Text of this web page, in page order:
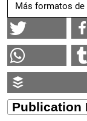
Más formatos